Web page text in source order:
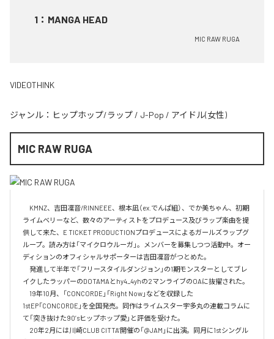
1 ： MANGA HEAD
MIC RAW RUGA
VIDEOTHINK
ジャンル： ヒップホップ/ラップ / J-Pop / アイドル(女性)
MIC RAW RUGA
KMNZ、吉田凜音/RINNEEE、根本凪（ex.でんぱ組）、でか美ちゃん、初期
ライムベリーなど、数々のアーティストをプロデュース及びラップ楽曲を提
供して来た、E TICKET PRODUCTIONプロデュースによるガールズラップグ
ループ。読み方は「マイクロウルーガ」。メンバーを募集しつつ活動中。オー
ディションのオフィシャルサポーターは吉田凜音がつとめた。
発進して半年で「フリースタイルダンジョン」の1期モンスターとしてブレ
イクしたラッパーのDOTAMAとhy4_4yhの2マンライブのOAに抜擢された。
19年10月、「CONCORDE」「Right Now」などを収録した
1stEP「CONCORDE」を全国発売。同作はライムスター宇多丸の連載コラムに
て「突き抜けた90’sヒップホップ愛」と評価を受けた。
20年2月には川崎CLUB CITTA’開催の「@JAM」に出演。同月に1stシングル